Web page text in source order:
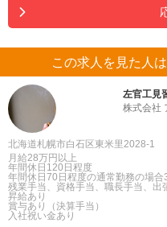
この求人を見た人
左官工見
株式会社
北海道札幌市白石区東米里2028-1
月給28万円以上
年間休日120日程度
年間休日70日程度の通常勤務の場合
残業手当、資格手当、職長手当、出
昇給あり
賞与あり（決算手当）
入社祝い金あり